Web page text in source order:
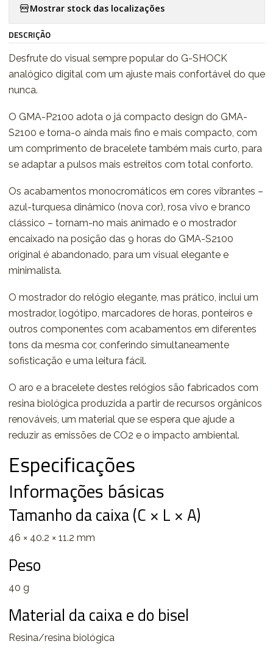
Mostrar stock das localizações
DESCRIÇÃO
Desfrute do visual sempre popular do G-SHOCK
analógico digital com um ajuste mais confortável do que
nunca.
O GMA-P2100 adota o já compacto design do GMA-
S2100 e torna-o ainda mais fino e mais compacto, com
um comprimento de bracelete também mais curto, para
se adaptar a pulsos mais estreitos com total conforto.
Os acabamentos monocromáticos em cores vibrantes –
azul-turquesa dinâmico (nova cor), rosa vivo e branco
clássico – tornam-no mais animado e o mostrador
encaixado na posição das 9 horas do GMA-S2100
original é abandonado, para um visual elegante e
minimalista.
O mostrador do relógio elegante, mas prático, inclui um
mostrador, logótipo, marcadores de horas, ponteiros e
outros componentes com acabamentos em diferentes
tons da mesma cor, conferindo simultaneamente
sofisticação e uma leitura fácil.
O aro e a bracelete destes relógios são fabricados com
resina biológica produzida a partir de recursos orgânicos
renováveis, um material que se espera que ajude a
reduzir as emissões de CO2 e o impacto ambiental.
Especificações
Informações básicas
Tamanho da caixa (C × L × A)
46 × 40.2 × 11.2 mm
Peso
40 g
Material da caixa e do bisel
Resina/resina biológica